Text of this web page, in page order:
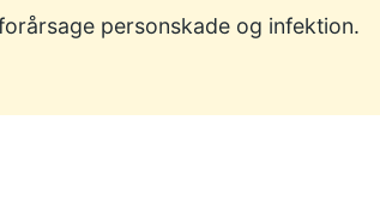
personskade og infektion.